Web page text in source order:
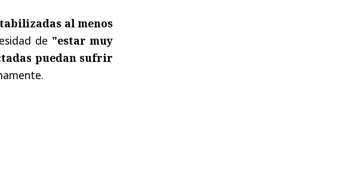
al menos
de "estar muy
puedan sufrir